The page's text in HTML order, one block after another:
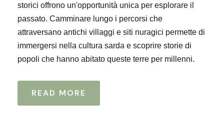
storici offrono un'opportunità unica per esplorare il
passato. Camminare lungo i percorsi che
attraversano antichi villaggi e siti nuragici permette di
immergersi nella cultura sarda e scoprire storie di
popoli che hanno abitato queste terre per millenni.
READ MORE